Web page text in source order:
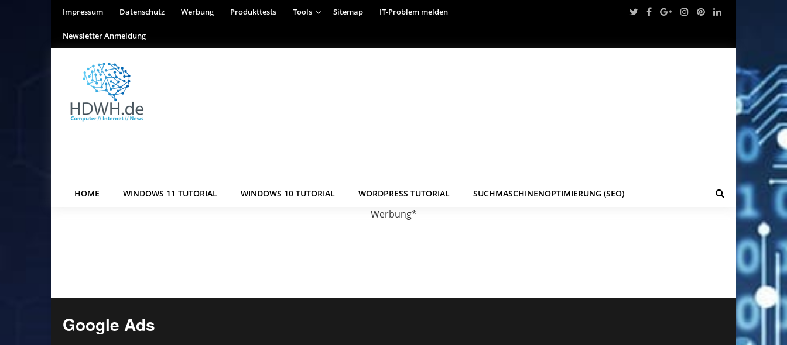
Impressum Datenschutz Werbung Produkttests Tools Sitemap IT-Problem melden
Newsletter Anmeldung
HOME WINDOWS 11 TUTORIAL WINDOWS 10 TUTORIAL WORDPRESS TUTORIAL SUCHMASCHINENOPTIMIERUNG (SEO)
Werbung*
Google Ads